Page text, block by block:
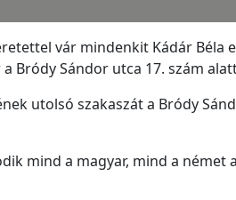
vár mindenkit Kádár
Bródy Sándor utca 17. szám
utolsó szakaszát a Bródy
mind a magyar, mind a német